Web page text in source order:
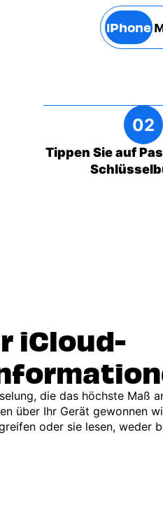
iPhone
Tippen Sie auf
iCloud-
die das höchste Maß
über Ihr Gerät gewonnen
oder sie lesen, weder